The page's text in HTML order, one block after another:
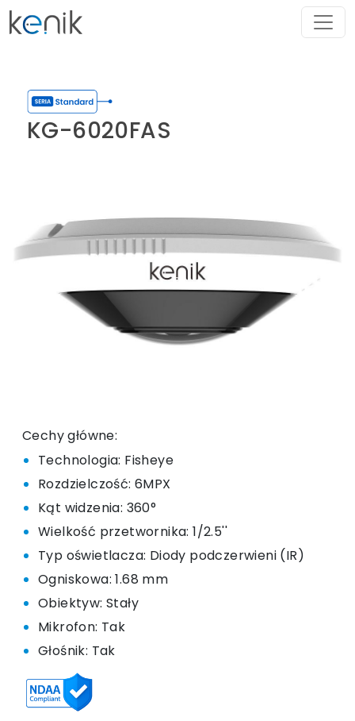
KG-6020FAS
Cechy główne:
Technologia: Fisheye
Rozdzielczość: 6MPX
Kąt widzenia: 360°
Wielkość przetwornika: 1/2.5''
Typ oświetlacza: Diody podczerwieni (IR)
Ogniskowa: 1.68 mm
Obiektyw: Stały
Mikrofon: Tak
Głośnik: Tak